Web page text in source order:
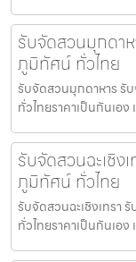
รับจัดสวนมุกดา
ภูมิทัศน์ ทั่วไทย
รับจัดสวนมุกดาหาร
ทั่วไทยราคาเป็นกันเอ
รับจัดสวนฉะเชิ
ภูมิทัศน์ ทั่วไทย
รับจัดสวนฉะเชิงเทร
ทั่วไทยราคาเป็นกันเอ